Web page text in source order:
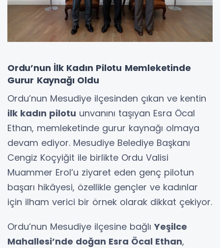
Ordu’nun İlk Kadın Pilotu Memleketinde
Gurur Kaynağı Oldu
Ordu’nun Mesudiye ilçesinden çıkan ve kentin
ilk kadın pilotu unvanını taşıyan Esra Öcal
Ethan, memleketinde gurur kaynağı olmaya
devam ediyor. Mesudiye Belediye Başkanı
Cengiz Koçyiğit ile birlikte Ordu Valisi
Muammer Erol’u ziyaret eden genç pilotun
başarı hikâyesi, özellikle gençler ve kadınlar
için ilham verici bir örnek olarak dikkat çekiyor.
Ordu’nun Mesudiye ilçesine bağlı Yeşilce
Mahallesi’nde doğan Esra Öcal Ethan,